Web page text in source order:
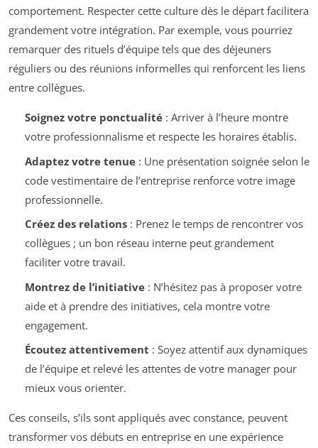
comportement. Respecter cette culture dès le départ facilitera
grandement votre intégration. Par exemple, vous pourriez
remarquer des rituels d’équipe tels que des déjeuners
réguliers ou des réunions informelles qui renforcent les liens
entre collègues.
Soignez votre ponctualité: Arriver à l’heure montre
votre professionnalisme et respecte les horaires établis.
Adaptez votre tenue: Une présentation soignée selon le
code vestimentaire de l’entreprise renforce votre image
professionnelle.
Créez des relations: Prenez le temps de rencontrer vos
collègues ; un bon réseau interne peut grandement
faciliter votre travail.
Montrez de l’initiative: N’hésitez pas à proposer votre
aide et à prendre des initiatives, cela montre votre
engagement.
Écoutez attentivement : Soyez attentif aux dynamiques
de l’équipe et relevé les attentes de votre manager pour
mieux vous orienter.
Ces conseils, s’ils sont appliqués avec constance, peuvent
transformer vos débuts en entreprise en une expérience